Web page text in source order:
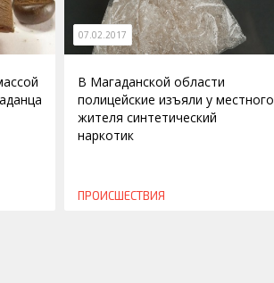
07.02.2017
В Магаданской области
полицейские изъяли у местного
жителя синтетический
наркотик
ПРОИСШЕСТВИЯ